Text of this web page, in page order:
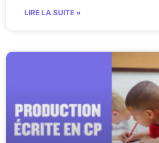
LIRE LA SUITE »